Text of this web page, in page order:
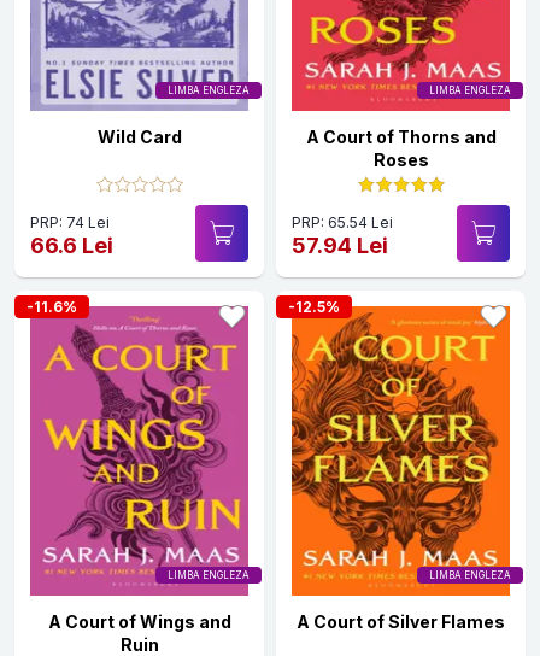
LIMBA ENGLEZA
Wild Card
PRP: 74 Lei
66.6 Lei
LIMBA ENGLEZA
A Court of Thorns and
Roses
PRP: 65.54 Lei
57.94 Lei
LIMBA ENGLEZA
-11.6%
A Court of Wings and
Ruin
LIMBA ENGLEZA
-12.5%
A Court of Silver Flames